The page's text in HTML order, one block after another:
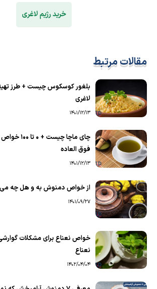
خرید رژیم لاغری
مقالات مرتبط
بلغور کوسکوس چیست + طرز
لاغری
1401/12/13
چای ماچا
فوق العاده
1401/12/13
از خواص دمنوش به و هل چه می
1401/09/27
خواص نعناع برای مشکلات
نعناع
1402/04/04